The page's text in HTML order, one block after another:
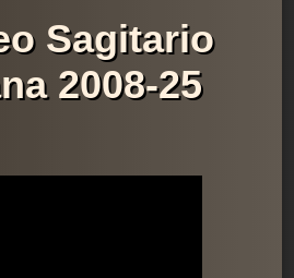
Sagitario
2008-25